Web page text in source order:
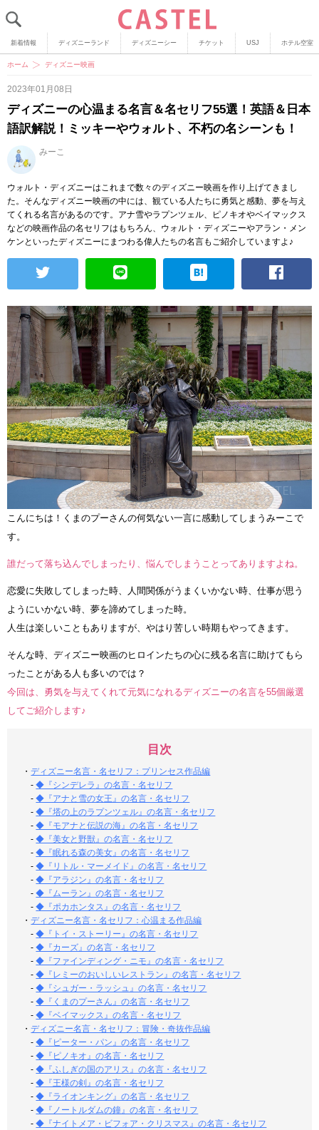
新着情報 ディズニーランド ディズニーシー チケット USJ ホテル空室
ホーム ディズニー映画
2023年01月08日
ディズニーの心温まる名言＆名セリフ55選！英語＆日本
語訳解説！ミッキーやウォルト、不朽の名シーンも！
みーこ
ウォルト・ディズニーはこれまで数々のディズニー映画を作り上げてきまし
た。そんなディズニー映画の中には、観ている人たちに勇気と感動、夢を与え
てくれる名言があるのです。アナ雪やラプンツェル、ピノキオやベイマックス
などの映画作品の名セリフはもちろん、ウォルト・ディズニーやアラン・メン
ケンといったディズニーにまつわる偉人たちの名言もご紹介していますよ♪
こんにちは！くまのプーさんの何気ない一言に感動してしまうみーこで
す。
誰だって落ち込んでしまったり、悩んでしまうことってありますよね。
恋愛に失敗してしまった時、人間関係がうまくいかない時、仕事が思う
ようにいかない時、夢を諦めてしまった時。
人生は楽しいこともありますが、やはり苦しい時期もやってきます。
そんな時、ディズニー映画のヒロインたちの心に残る名言に助けてもら
ったことがある人も多いのでは？
今回は、勇気を与えてくれて元気になれるディズニーの名言を55個厳選
してご紹介します♪
目次
・ディズニー名言・名セリフ：プリンセス作品編
-◆『シンデレラ』の名言・名セリフ
-◆『アナと雪の女王』の名言・名セリフ
-◆『塔の上のラプンツェル』の名言・名セリフ
-◆『モアナと伝説の海』の名言・名セリフ
-◆『美女と野獣』の名言・名セリフ
-◆『眠れる森の美女』の名言・名セリフ
-◆『リトル・マーメイド』の名言・名セリフ
-◆『アラジン』の名言・名セリフ
-◆『ムーラン』の名言・名セリフ
-◆『ポカホンタス』の名言・名セリフ
・ディズニー名言・名セリフ：心温まる作品編
-◆『トイ・ストーリー』の名言・名セリフ
-◆『カーズ』の名言・名セリフ
-◆『ファインディング・ニモ』の名言・名セリフ
-◆『レミーのおいしいレストラン』の名言・名セリフ
-◆『シュガー・ラッシュ』の名言・名セリフ
-◆『くまのプーさん』の名言・名セリフ
-◆『ベイマックス』の名言・名セリフ
・ディズニー名言・名セリフ：冒険・奇抜作品編
-◆『ピーター・パン』の名言・名セリフ
-◆『ピノキオ』の名言・名セリフ
-◆『ふしぎの国のアリス』の名言・名セリフ
-◆『王様の剣』の名言・名セリフ
-◆『ライオンキング』の名言・名セリフ
-◆『ノートルダムの鐘』の名言・名セリフ
-◆『ナイトメア・ビフォア・クリスマス』の名言・名セリフ